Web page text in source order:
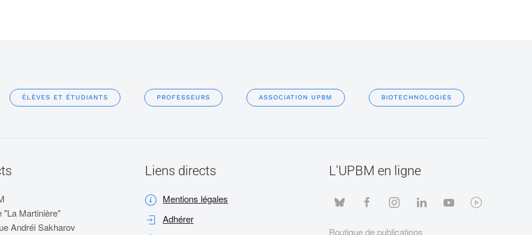
ÉLÈVES ET ÉTUDIANTS PROFESSEURS ASSOCIATION UPBM BIOTECHNOLOGIES
"La Martinière"
Andréi Sakharov
Liens directs
Mentions légales
Adhérer
L'UPBM en ligne
Boutique de publications